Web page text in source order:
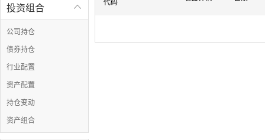

投资组合
公司持仓
债券持仓
行业配置
资产配置
持仓变动
资产组合
代码